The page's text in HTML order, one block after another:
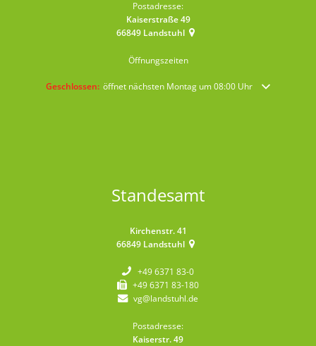
Postadresse:
Kaiserstraße 49
66849 Landstuhl
Öffnungszeiten
Klicken, um weitere Öffnungs- oder Schließzeiten auszublenden
Geschlossen: öffnet nächsten Montag um 08:00 Uhr
Standesamt
Kirchenstr. 41
66849 Landstuhl
+49 6371 83-0
+49 6371 83-180
vg@landstuhl.de
Postadresse:
Kaiserstr. 49